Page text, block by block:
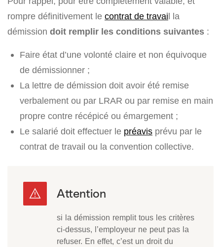
rompre définitivement le contrat de travail la
démission doit remplir les conditions suivantes :
Faire état d’une volonté claire et non équivoque
de démissionner ;
La lettre de démission doit avoir été remise
verbalement ou par LRAR ou par remise en main
propre contre récépicé ou émargement ;
Le salarié doit effectuer le préavis prévu par le
contrat de travail ou la convention collective.
si la démission remplit tous les critères
ci-dessus, l’employeur ne peut pas la
refuser. En effet, c’est un droit du